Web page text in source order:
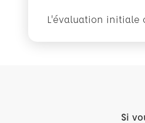
L'évaluation initiale
Si